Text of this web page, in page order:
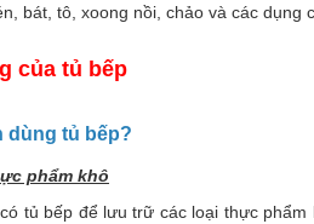
bát, tô, xoong nồi, chảo và các dụng
của tủ bếp
dùng tủ bếp?
phẩm khô
tủ bếp để lưu trữ các loại thực